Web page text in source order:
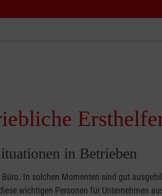
in Betrieben
In solchen Momenten sind gut
wichtigen Personen für Unternehmen